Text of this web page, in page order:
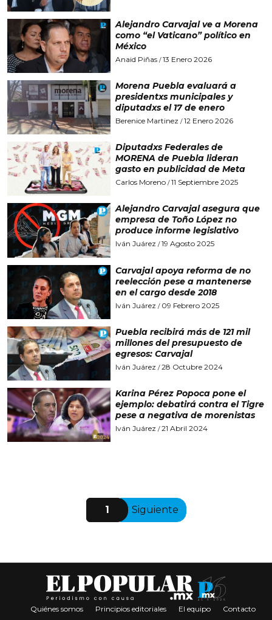
Alejandro Carvajal ve a Morena
como “el Vaticano” político en
México
Anaid Piñas/13 Enero 2026
Morena Puebla evaluará a
presidentxs municipales y
diputadxs el 17 de enero
Berenice Martinez /12 Enero 2026
Diputadxs Federales de
MORENA de Puebla lideran
gasto en publicidad de Meta
Carlos Moreno/11 Septiembre 2025
Alejandro Carvajal asegura que
empresa de Toño López no
produce informe legislativo
Iván Juárez /19 Agosto 2025
Carvajal apoya reforma de no
reelección pese a mantenerse
en el cargo desde 2018
Iván Juárez / 09 Febrero 2025
Puebla recibirá más de 121 mil
millones del presupuesto de
egresos: Carvajal
Iván Juárez /28 Octubre 2024
Karina Pérez Popoca pone el
ejemplo: debatirá contra el Tigre
pese a negativa de morenistas
Iván Juárez /21 Abril 2024
1 Siguiente
Quiénes somos Principios editoriales El equipo Contacto